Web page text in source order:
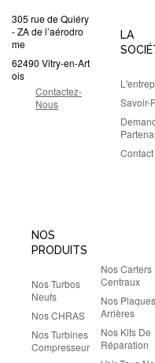
305 rue de Quiéry
- ZA de l’aérodro
me
62490 Vitry-en-Art
ois
Contactez-
Nous
LA
Savoir-
Contact
NOS
PRODUITS
Nos Turbos
Neufs
Nos CHRAS
Nos Turbines
Compresseur
Nos Carters
Centraux
Nos Plaques
Arrières
Nos Kits De
Réparation